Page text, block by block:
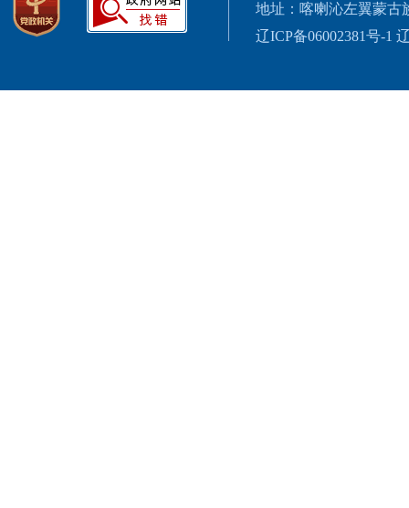
地址：喀喇沁左翼蒙古
辽ICP备06002381号-1